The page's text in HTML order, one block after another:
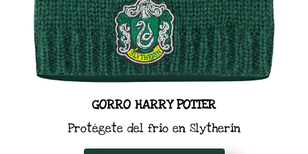
GORRO HARRY POTTER
Protégete del frio en Slytherin